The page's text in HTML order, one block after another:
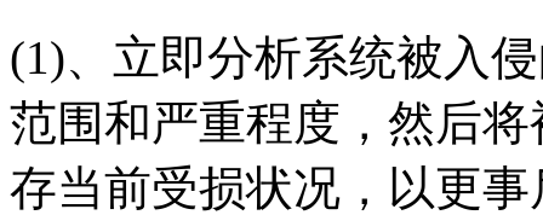
(1)、立即分析系统被入
范围和严重程度，然后
存当前受损状况，以更